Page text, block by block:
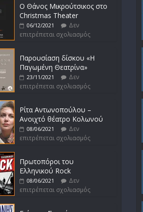
Ο Θάνος Μικρούτσικος στο
Christmas Theater
06/12/2021
Δεν
επιτρέπεται σχολιασμός
Παρουσίαση δίσκου «Η
Παγωμένη Θεατρίνα»
23/11/2021
Δεν
επιτρέπεται σχολιασμός
Ρίτα Αντωνοπούλου –
Ανοιχτό θέατρο Κολωνού
08/06/2021
Δεν
επιτρέπεται σχολιασμός
Πρωτοπόροι του
Ελληνικού Rock
08/06/2021
Δεν
επιτρέπεται σχολιασμός